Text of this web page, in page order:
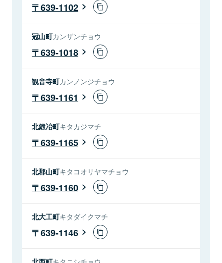
639-1102
冠山町カンザンチョウ
639-1018
観音寺町カンノンジチョウ
639-1161
北鍛冶町キタカジマチ
639-1165
北郡山町キタコオリヤマチョウ
639-1160
北大工町キタダイクマチ
639-1146